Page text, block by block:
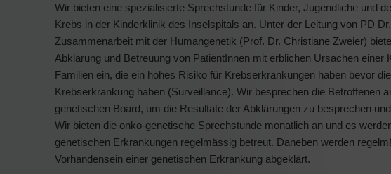
Wir bieten eine spezialisierte Sprechstunde für Kinder, Jugendliche und
Krebs in der Kinderklinik des Inselspitals an. Unter der Leitung von PD
Zusammenarbeit mit der Humangenetik (Prof. Dr. Christiane Zweier)
Abklärung und Betreuung von PatientInnen mit erblichen Ursachen
Familien ein, die ein hohes Risiko für Krebserkrankungen haben bevor
Krebserkrankung haben (Surveillance). Wir besprechen die Betroffenen
genetischen Board, um die Resultate der Abklärungen zu besprechen
Wir bieten die onko-genetische Sprechstunde monatlich an und es
genetischen Erkrankungen regelmässig betreut. Daneben werden
Vorhandensein einer genetischen Erkrankung abgeklärt.